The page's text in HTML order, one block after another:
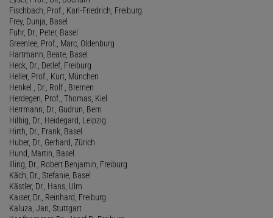
Fischbach, Prof., Karl-Friedrich, Freiburg
Frey, Dunja, Basel
Fuhr, Dr., Peter, Basel
Greenlee, Prof., Marc, Oldenburg
Hartmann, Beate, Basel
Heck, Dr., Detlef, Freiburg
Heller, Prof., Kurt, München
Henkel , Dr., Rolf , Bremen
Herdegen, Prof., Thomas, Kiel
Herrmann, Dr., Gudrun, Bern
Hilbig, Dr., Heidegard, Leipzig
Hirth, Dr., Frank, Basel
Huber, Dr., Gerhard, Zürich
Hund, Martin, Basel
Illing, Dr., Robert Benjamin, Freiburg
Käch, Dr., Stefanie, Basel
Kästler, Dr., Hans, Ulm
Kaiser, Dr., Reinhard, Freiburg
Kaluza, Jan, Stuttgart